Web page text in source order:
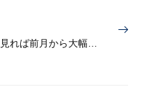
半耐久財とサービスが弱く、総じて見れば前月から大幅に減少